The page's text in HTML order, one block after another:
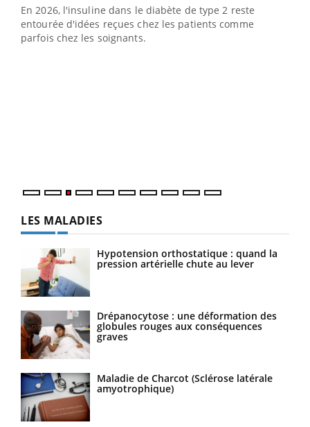
En 2026, l'insuline dans le diabète de type 2 reste
entourée d'idées reçues chez les patients comme
parfois chez les soignants.
LES MALADIES
Hypotension orthostatique : quand la
pression artérielle chute au lever
Drépanocytose : une déformation des
globules rouges aux conséquences
graves
Maladie de Charcot (Sclérose latérale
amyotrophique)